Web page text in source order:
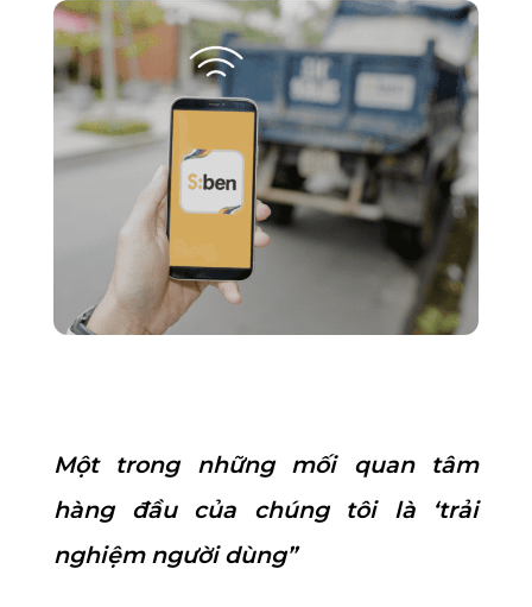
Một trong những mối quan tâm
hàng đầu của chúng tôi là ‘trải
nghiệm người dùng”